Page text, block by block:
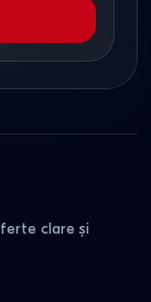
clare și